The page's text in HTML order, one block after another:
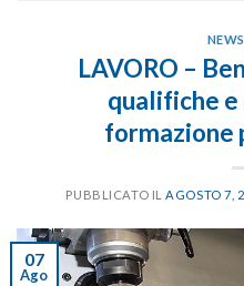
NEWS
LAVORO –
qualifiche
formazione
PUBBLICATO IL AGOSTO 7,
07
Ago